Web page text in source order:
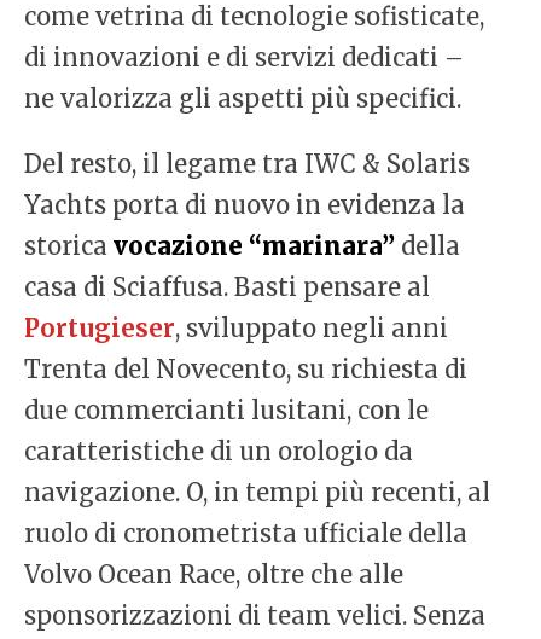
come vetrina di tecnologie sofisticate,
di innovazioni e di servizi dedicati –
ne valorizza gli aspetti più specifici.
Del resto, il legame tra IWC & Solaris
Yachts porta di nuovo in evidenza la
storica vocazione “marinara” della
casa di Sciaffusa. Basti pensare al
Portugieser, sviluppato negli anni
Trenta del Novecento, su richiesta di
due commercianti lusitani, con le
caratteristiche di un orologio da
navigazione. O, in tempi più recenti, al
ruolo di cronometrista ufficiale della
Volvo Ocean Race, oltre che alle
sponsorizzazioni di team velici. Senza